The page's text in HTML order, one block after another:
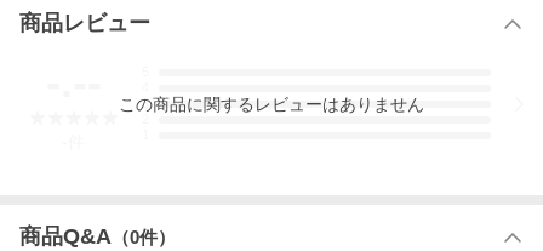
商品レビュー
3
この商品に関するレビューはありません
商品Q&A （0件）